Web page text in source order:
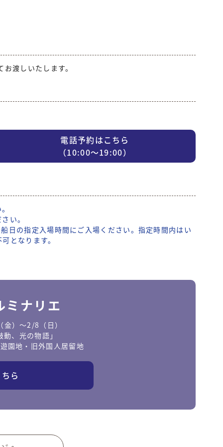
渡しいたします。
電話予約はこちら
（10:00〜19:00）
い。
日の指定入場時間にご入場ください。指定時間内はい
となります。
ナリエ
）〜2/8（日）
、光の物語」
園地・旧外国人居留地
ら